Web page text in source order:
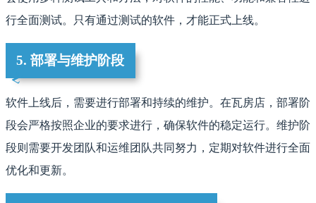
行全面测试。只有通过测试的软件，才能正式上线。
5. 部署与维护阶段
软件上线后，需要进行部署和持续的维护。在瓦房店，部署阶
段会严格按照企业的要求进行，确保软件的稳定运行。维护阶
段则需要开发团队和运维团队共同努力，定期对软件进行全面
优化和更新。